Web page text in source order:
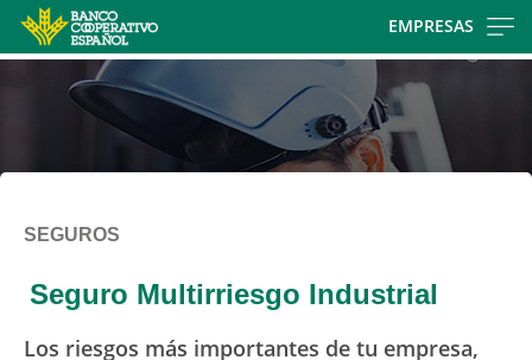
contentt
EMPRESAS
SEGUROS
Seguro Multirriesgo Industrial
Los riesgos más importantes de tu empresa,